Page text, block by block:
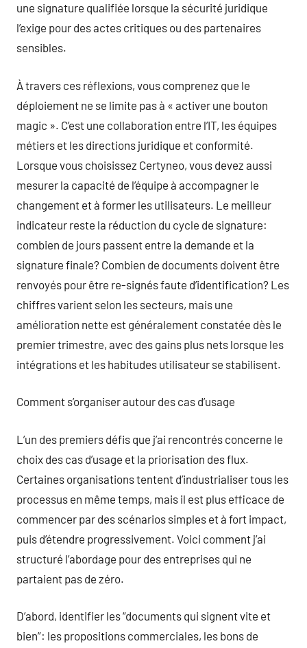
une signature qualifiée lorsque la sécurité juridique
l’exige pour des actes critiques ou des partenaires
sensibles.
À travers ces réflexions, vous comprenez que le
déploiement ne se limite pas à « activer une bouton
magic ». C’est une collaboration entre l’IT, les équipes
métiers et les directions juridique et conformité.
Lorsque vous choisissez Certyneo, vous devez aussi
mesurer la capacité de l’équipe à accompagner le
changement et à former les utilisateurs. Le meilleur
indicateur reste la réduction du cycle de signature:
combien de jours passent entre la demande et la
signature finale? Combien de documents doivent être
renvoyés pour être re-signés faute d’identification? Les
chiffres varient selon les secteurs, mais une
amélioration nette est généralement constatée dès le
premier trimestre, avec des gains plus nets lorsque les
intégrations et les habitudes utilisateur se stabilisent.
Comment s’organiser autour des cas d’usage
L’un des premiers défis que j’ai rencontrés concerne le
choix des cas d’usage et la priorisation des flux.
Certaines organisations tentent d’industrialiser tous les
processus en même temps, mais il est plus efficace de
commencer par des scénarios simples et à fort impact,
puis d’étendre progressivement. Voici comment j’ai
structuré l’abordage pour des entreprises qui ne
partaient pas de zéro.
D’abord, identifier les “documents qui signent vite et
bien”: les propositions commerciales, les bons de